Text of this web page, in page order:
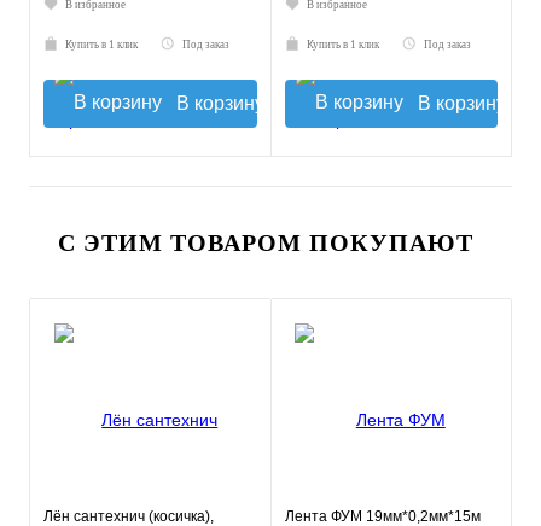
В избранное
Купить в 1 клик Под заказ
В корзину
В избранное
Купить в 1 клик Под заказ
В корзину
С ЭТИМ ТОВАРОМ ПОКУПАЮТ
Лён сантехнич (косичка),
Лента ФУМ 19мм*0,2мм*15м